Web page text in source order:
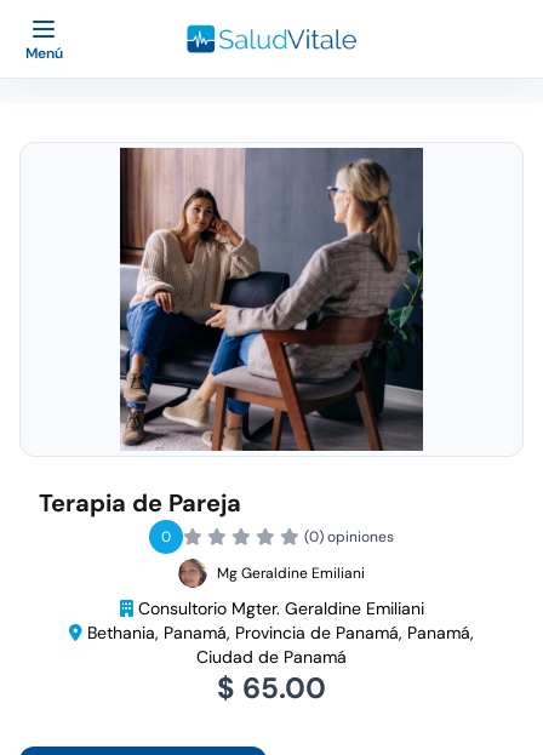
Menú
Terapia de Pareja
0
(0) opiniones
Mg Geraldine Emiliani
Consultorio Mgter. Geraldine Emiliani
Bethania, Panamá, Provincia de Panamá, Panamá,
Ciudad de Panamá
$ 65.00